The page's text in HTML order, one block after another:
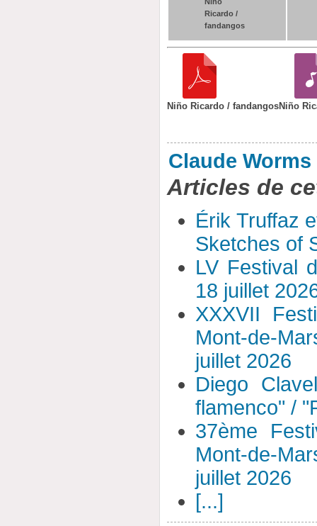
Ricardo /
fandangos
Niño Ricardo / fandangosNiño
Claude Worms
Articles de
Érik Truffaz
Sketches of
LV Festival
18 juillet
XXXVII
Mont-de-
juillet 2026
Diego
flamenco" /
37ème
Mont-de-
juillet 2026
[...]